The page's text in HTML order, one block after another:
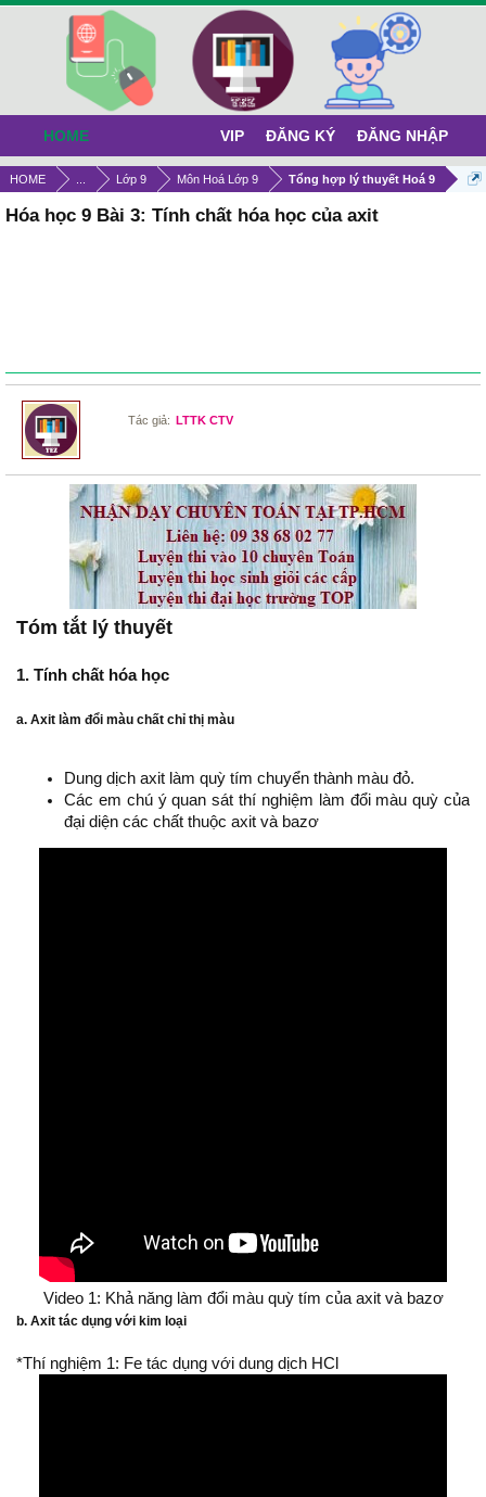
HOME Lớp 9 Môn Hoá Lớp 9 Tổng hợp lý thuyết Hoá 9
Hóa học 9 Bài 3: Tính chất hóa học của axit
Tác giả: LTTK CTV
Tóm tắt lý thuyết
1. Tính chất hóa học
a. Axit làm đổi màu chất chỉ thị màu
Dung dịch axit làm quỳ tím chuyển thành màu đỏ.
Các em chú ý quan sát thí nghiệm làm đổi màu quỳ của
đại diện các chất thuộc axit và bazơ
Video 1: Khả năng làm đổi màu quỳ tím của axit và bazơ​
b. Axit tác dụng với kim loại
*Thí nghiệm 1: Fe tác dụng với dung dịch HCl
HOME VIP ĐĂNG KÝ ĐĂNG NHẬP